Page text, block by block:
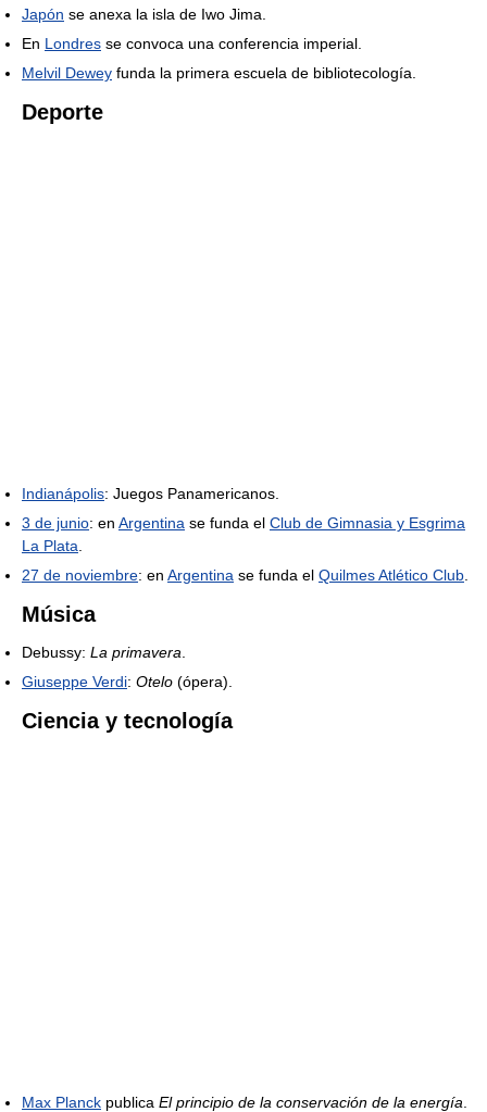
Japón se anexa la isla de Iwo Jima.
En Londres se convoca una conferencia imperial.
Melvil Dewey funda la primera escuela de bibliotecología.
Deporte
Indianápolis: Juegos Panamericanos.
3 de junio: en Argentina se funda el Club de Gimnasia y Esgrima
La Plata
27 de noviembre: en Argentina se funda el Quilmes Atlético Club
Música
Debussy: La primavera
Giuseppe Verdi: Otelo (ópera).
Ciencia y tecnología
Max Planck publica El principio de la conservación de la energía